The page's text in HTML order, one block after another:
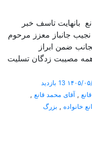
بانهایت تاسف خبر
جانباز معزز مرحوم
ضمن ابراز
مصیبت زدگان تسلیت
13 بازدید
, آقای محمد قانع ,
خانواده , بزرگ